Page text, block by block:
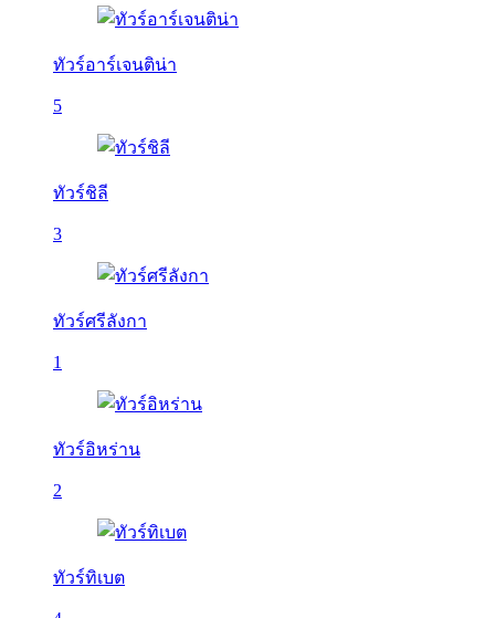
ทัวร์อาร์เจนติน่า
5
ทัวร์ชิลี
3
ทัวร์ศรีลังกา
1
ทัวร์อิหร่าน
2
ทัวร์ทิเบต